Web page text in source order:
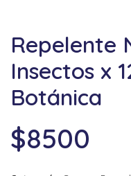
Repelente
Insectos x
Botánica
$8500